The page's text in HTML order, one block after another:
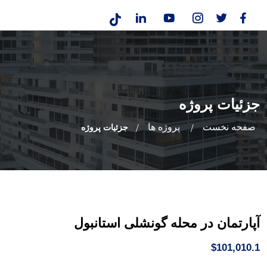
جزئیات پروژه
صفحه نخست پروژه ها جزئیات پروژه
آپارتمان در محله گونشلی استانبول
$101,010.1